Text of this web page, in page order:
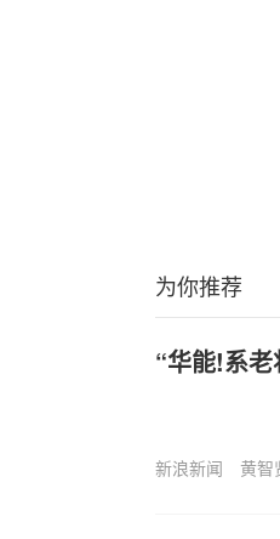
为你推荐
“华能!系
新浪新闻 黄智